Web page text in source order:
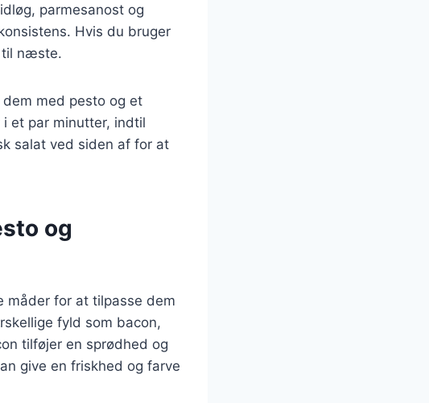
parmesanost og
Hvis du bruger
til næste.
med pesto og et
et par minutter, indtil
salat ved siden af for at
og
måder for at tilpasse dem
fyld som bacon,
tilføjer en sprødhed og
give en friskhed og farve